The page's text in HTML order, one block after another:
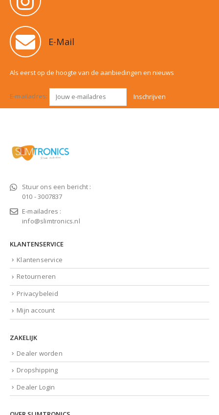
E-Mail
Als eerst op de hoogte van de aanbiedingen en nieuws
E-mailadres:
Stuur ons een bericht :
010 - 3007837
E-mailadres :
info@slimtronics.nl
KLANTENSERVICE
Klantenservice
Retourneren
Privacybeleid
Mijn account
ZAKELIJK
Dealer worden
Dropshipping
Dealer Login